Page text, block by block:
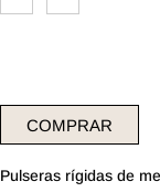
COMPRAR
Pulseras rígidas de